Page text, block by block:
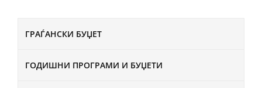
ГРАЃАНСКИ БУЏЕТ
ГОДИШНИ ПРОГРАМИ И БУЏЕТИ